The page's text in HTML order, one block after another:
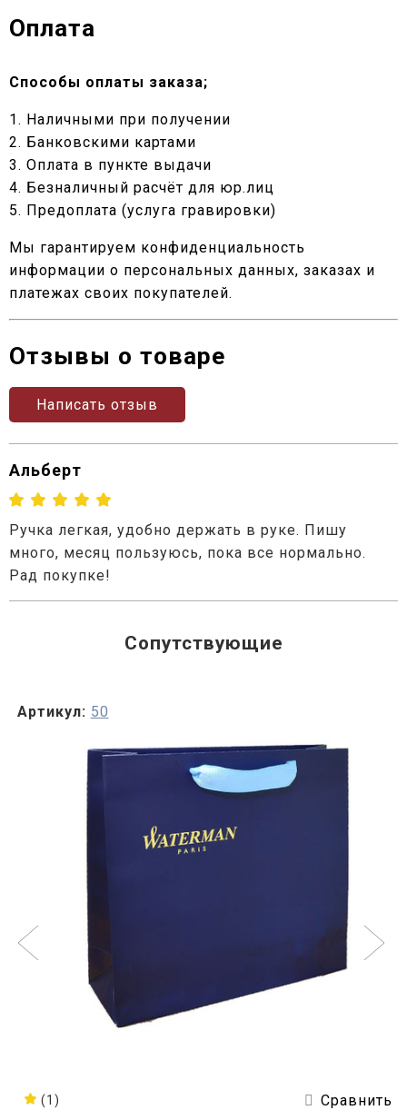
Оплата
Способы оплаты заказа;
1. Наличными при получении
2. Банковскими картами
3. Оплата в пункте выдачи
4. Безналичный расчёт для юр.лиц
5. Предоплата (услуга гравировки)
Мы гарантируем конфиденциальность
информации о персональных данных, заказах и
платежах своих покупателей.
Отзывы о товаре
Написать отзыв
Альберт
Ручка легкая, удобно держать в руке. Пишу
много, месяц пользуюсь, пока все нормально.
Рад покупке!
Сопутствующие
Артикул: 50
(1)
Сравнить